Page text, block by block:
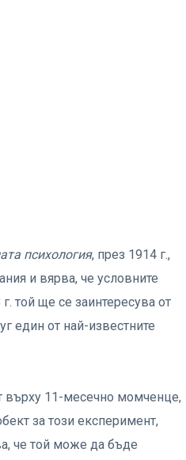
психология, през 1914 г.,
и вярва, че условните
той ще се заинтересува от
един от най-известните
върху 11-месечно момченце,
за този експеримент,
че той може да бъде